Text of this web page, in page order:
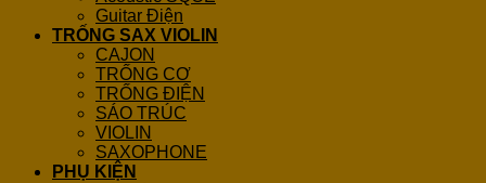
Guitar Điện
TRỐNG SAX VIOLIN
CAJON
TRỐNG CƠ
TRỐNG ĐIỆN
SÁO TRÚC
VIOLIN
SAXOPHONE
PHỤ KIỆN